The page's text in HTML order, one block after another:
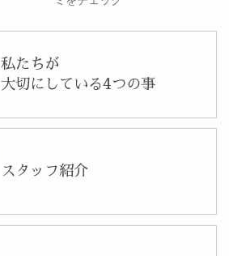
私たちが
大切にしている4つの事
スタッフ紹介